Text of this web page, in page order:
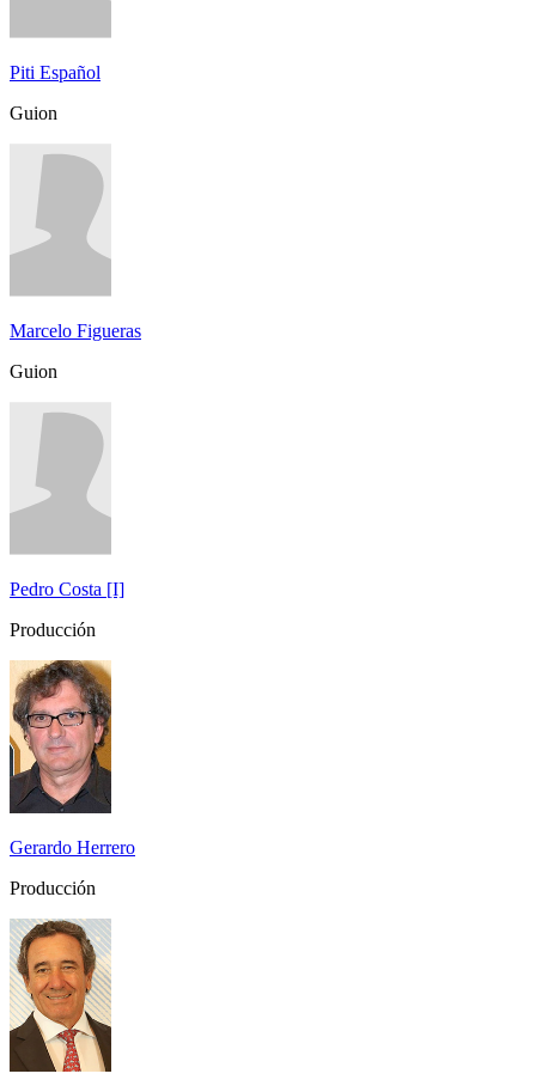
Piti Español
Guion
Marcelo Figueras
Guion
Pedro Costa [I]
Producción
Gerardo Herrero
Producción